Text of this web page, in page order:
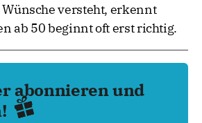
versteht, erkennt
ab 50 beginnt oft erst richtig.
abonnieren und